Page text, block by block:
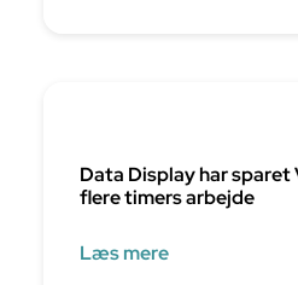
Data Display har sparet
flere timers arbejde
Læs mere